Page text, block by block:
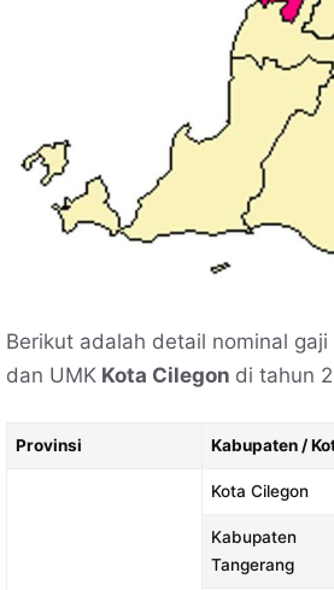
Berikut adalah detail nominal gaji
dan UMK Kota Cilegon di tahun
Provinsi Kabupaten /
Kota Cilegon
Kabupaten
Tangerang